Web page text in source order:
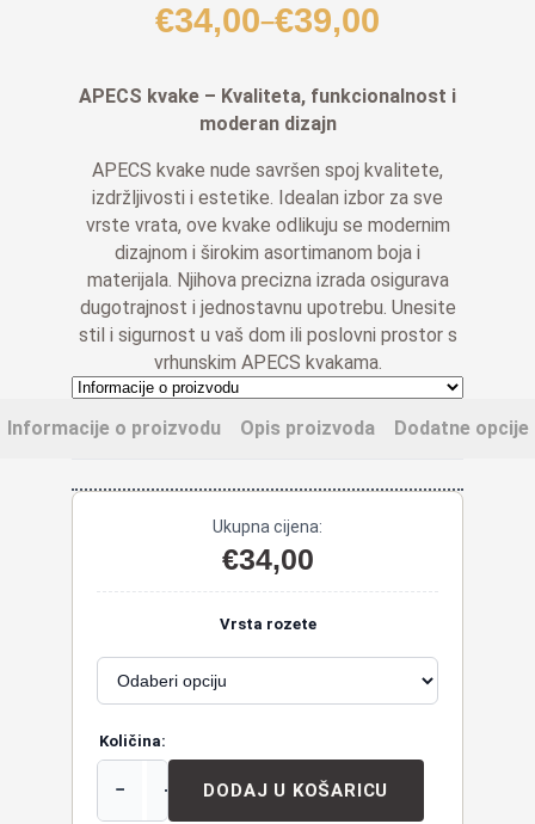
€34,00–€39,00
Raspon
od
€34,00
€39,00
APECS kvake – Kvaliteta, funkcionalnost i
moderan dizajn
APECS kvake nude savršen spoj kvalitete,
izdržljivosti i estetike. Idealan izbor za sve
vrste vrata, ove kvake odlikuju se modernim
dizajnom i širokim asortimanom boja i
materijala. Njihova precizna izrada osigurava
dugotrajnost i jednostavnu upotrebu. Unesite
stil i sigurnost u vaš dom ili poslovni prostor s
vrhunskim APECS kvakama.
Informacije o proizvodu Opis proizvoda Dodatne opcije
Ukupna cijena:
€34,00
Vrsta rozete
Količina:
− + DODAJ U KOŠARICU